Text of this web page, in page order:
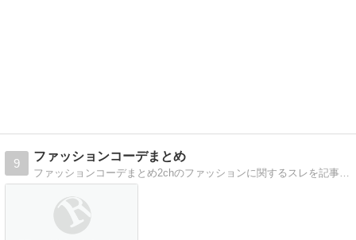
9
ファッションコーデまとめ
ファッションコーデまとめ2chのファッションに関するスレを記事にまとめて紹介します。